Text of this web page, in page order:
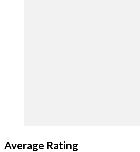
Average Rating